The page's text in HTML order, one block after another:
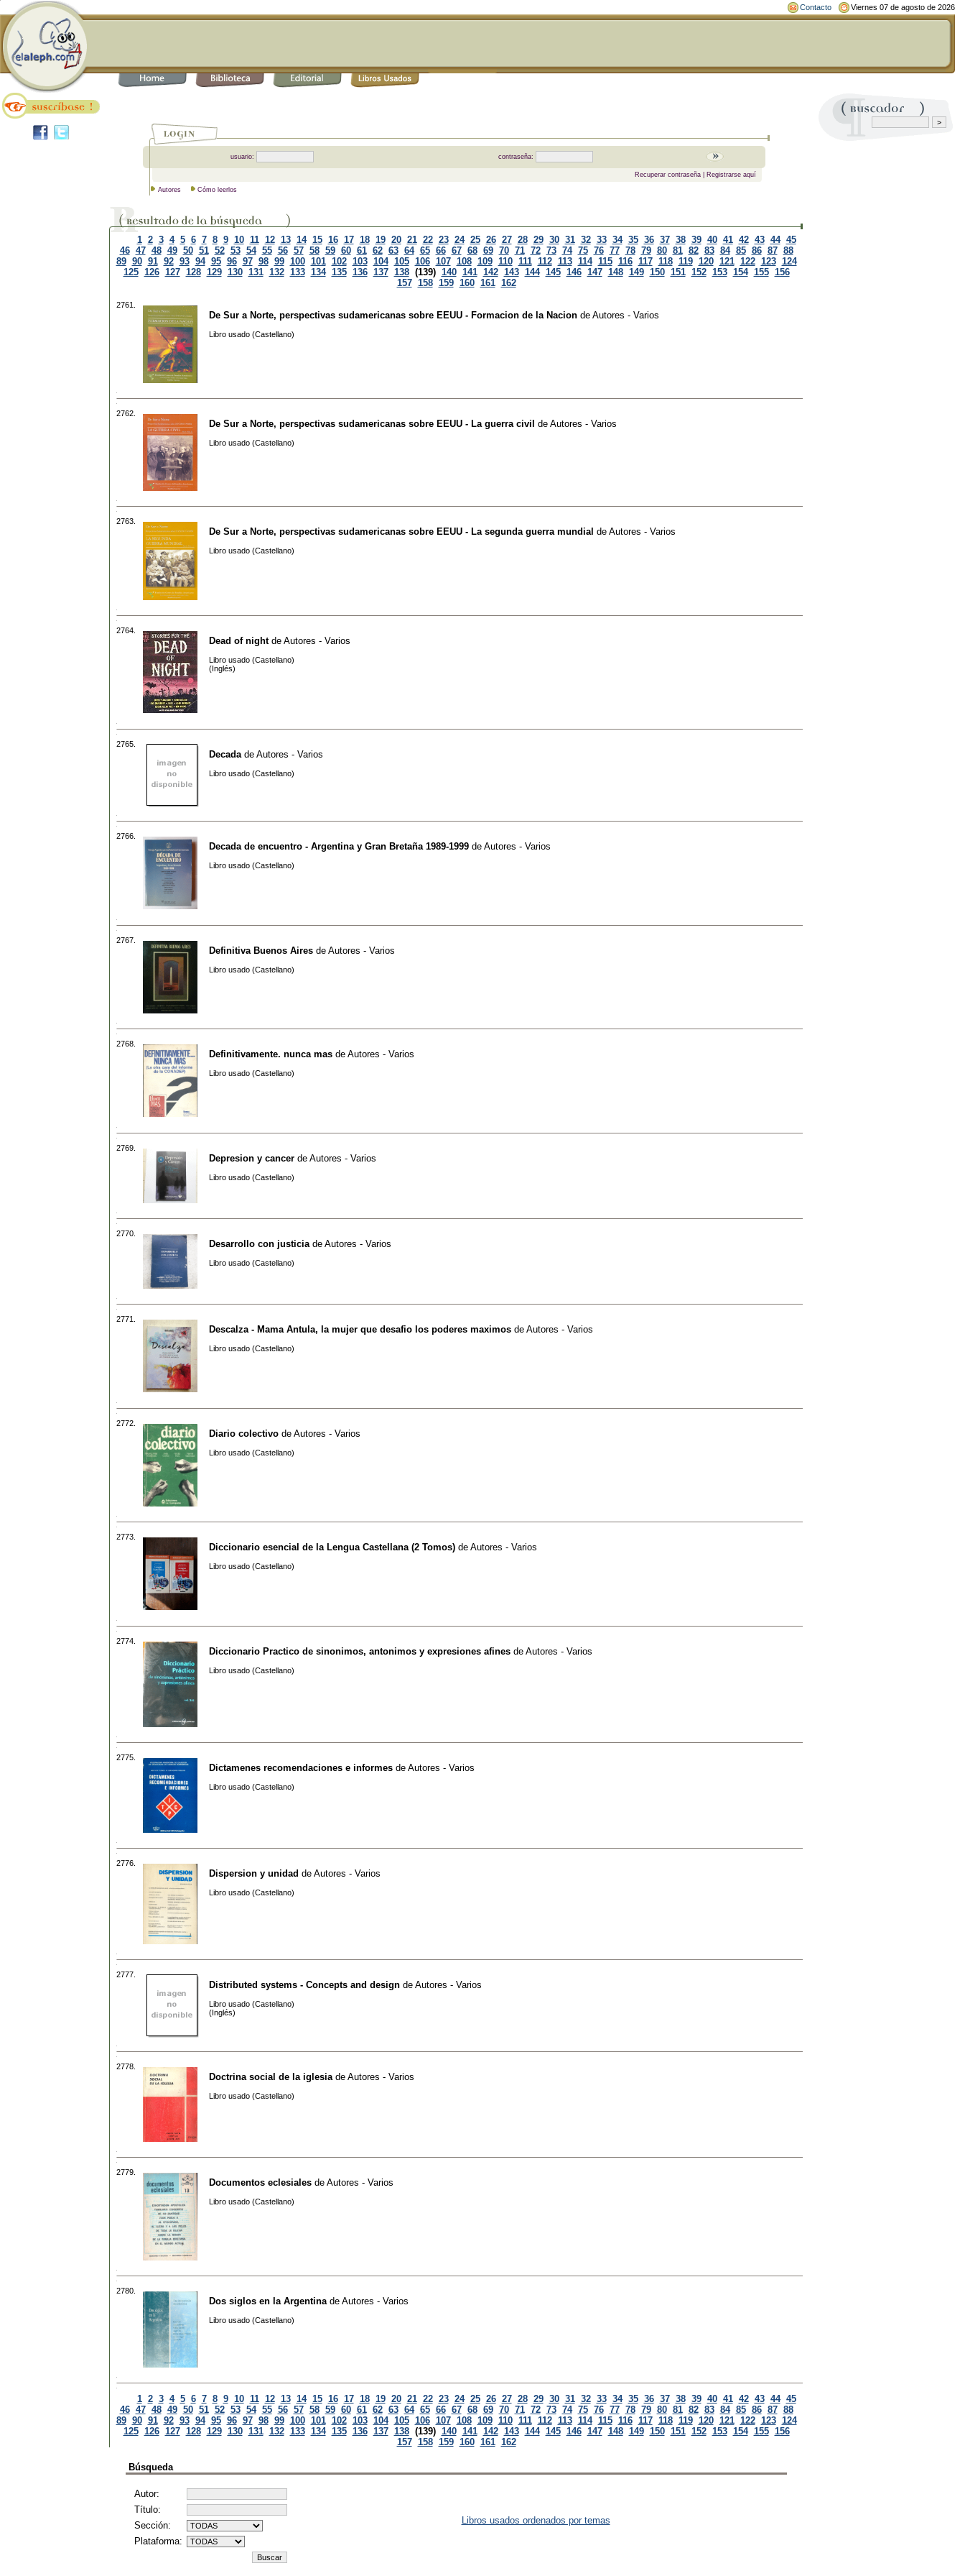
Contacto Viernes 07 de agosto de 2026
usuario: contraseña:
Recuperar contraseña| Registrarse aquí
Autores Cómo leerlos
1 2 3 4 5 6 7 8 9 10 11 12 13 14 15 16 17 18 19 20 21 22 23 24 25 26 27 28 29 30 31 32 33 34 35 36 37 38 39 40 41 42 43 44 45
46 47 48 49 50 51 52 53 54 55 56 57 58 59 60 61 62 63 64 65 66 67 68 69 70 71 72 73 74 75 76 77 78 79 80 81 82 83 84 85 86 87 88
89 90 91 92 93 94 95 96 97 98 99 100 101 102 103 104 105 106 107 108 109 110 111 112 113 114 115 116 117 118 119 120 121 122 123 124
125 126 127 128 129 130 131 132 133 134 135 136 137 138 (139) 140 141 142 143 144 145 146 147 148 149 150 151 152 153 154 155 156
157 158 159 160 161 162
2761.
De Sur a Norte, perspectivas sudamericanas sobre EEUU - Formacion de la Nacion de Autores - Varios
Libro usado (Castellano)
2762.
De Sur a Norte, perspectivas sudamericanas sobre EEUU - La guerra civil de Autores - Varios
Libro usado (Castellano)
2763.
De Sur a Norte, perspectivas sudamericanas sobre EEUU - La segunda guerra mundial de Autores - Varios
Libro usado (Castellano)
2764.
Dead of nightde Autores - Varios
Libro usado (Castellano)
(Inglés)
2765.
Decada de Autores - Varios
Libro usado (Castellano)
2766.
Decada de encuentro - Argentina y Gran Bretaña 1989-1999 de Autores - Varios
Libro usado (Castellano)
2767.
Definitiva Buenos Aires de Autores - Varios
Libro usado (Castellano)
2768.
Definitivamente. nunca mas de Autores - Varios
Libro usado (Castellano)
2769.
Depresion y cancer de Autores - Varios
Libro usado (Castellano)
2770.
Desarrollo con justicia de Autores - Varios
Libro usado (Castellano)
2771.
Descalza - Mama Antula, la mujer que desafio los poderes maximos de Autores - Varios
Libro usado (Castellano)
2772.
Diario colectivo de Autores - Varios
Libro usado (Castellano)
2773.
Diccionario esencial de la Lengua Castellana (2 Tomos) de Autores - Varios
Libro usado (Castellano)
2774.
Diccionario Practico de sinonimos, antonimos y expresiones afines de Autores - Varios
Libro usado (Castellano)
2775.
Dictamenes recomendaciones e informes de Autores - Varios
Libro usado (Castellano)
2776.
Dispersion y unidad de Autores - Varios
Libro usado (Castellano)
2777.
Distributed systems - Concepts and design de Autores - Varios
Libro usado (Castellano)
(Inglés)
2778.
Doctrina social de la iglesia de Autores - Varios
Libro usado (Castellano)
2779.
Documentos eclesiales de Autores - Varios
Libro usado (Castellano)
2780.
Dos siglos en la Argentina de Autores - Varios
Libro usado (Castellano)
1 2 3 4 5 6 7 8 9 10 11 12 13 14 15 16 17 18 19 20 21 22 23 24 25 26 27 28 29 30 31 32 33 34 35 36 37 38 39 40 41 42 43 44 45
46 47 48 49 50 51 52 53 54 55 56 57 58 59 60 61 62 63 64 65 66 67 68 69 70 71 72 73 74 75 76 77 78 79 80 81 82 83 84 85 86 87 88
89 90 91 92 93 94 95 96 97 98 99 100 101 102 103 104 105 106 107 108 109 110 111 112 113 114 115 116 117 118 119 120 121 122 123 124
125 126 127 128 129 130 131 132 133 134 135 136 137 138 (139) 140 141 142 143 144 145 146 147 148 149 150 151 152 153 154 155 156
157 158 159 160 161 162
Búsqueda
Autor:
Título:
Sección:
Plataforma:
Libros usados ordenados por temas